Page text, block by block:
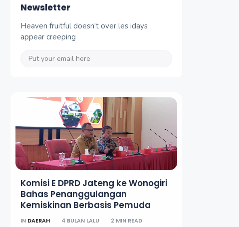
Newsletter
Heaven fruitful doesn't over les idays
appear creeping
Komisi E DPRD Jateng ke Wonogiri
Bahas Penanggulangan
Kemiskinan Berbasis Pemuda
IN DAERAH 4 BULAN LALU 2 MIN READ